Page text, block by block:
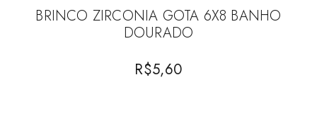
BRINCO ZIRCONIA GOTA 6X8 BANHO
DOURADO
R$5,60